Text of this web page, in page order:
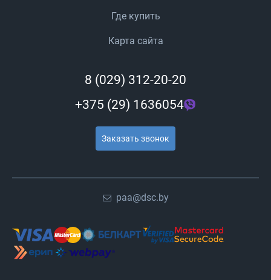
Где купить
Карта сайта
8 (029) 312-20-20
+375 (29) 1636054
Заказать звонок
paa@dsc.by